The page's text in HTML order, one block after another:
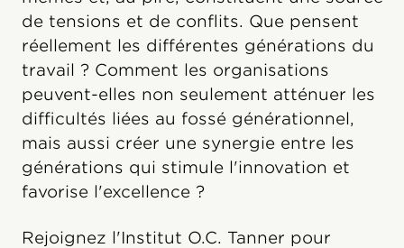
de tensions et de conflits. Que pensent
réellement les différentes générations du
travail ? Comment les organisations
peuvent-elles non seulement atténuer les
difficultés liées au fossé générationnel,
mais aussi créer une synergie entre les
générations qui stimule l'innovation et
favorise l'excellence ?
Rejoignez l'Institut O.C. Tanner pour